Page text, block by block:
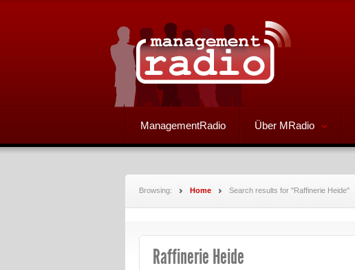
ManagementRadio Über MRadio
Browsing: Home Search results for "Raffinerie Heide"
Raffinerie Heide